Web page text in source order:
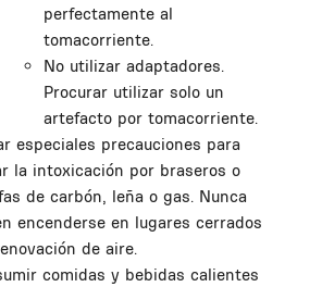
perfectamente al
tomacorriente.
No utilizar adaptadores.
Procurar utilizar solo un
artefacto por tomacorriente.
especiales precauciones para
la intoxicación por braseros o
de carbón, leña o gas. Nunca
encenderse en lugares cerrados
de aire.
comidas y bebidas calientes